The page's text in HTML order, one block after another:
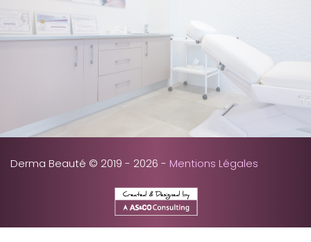
Derma Beauté © 2019 - 2026 - Mentions Légales